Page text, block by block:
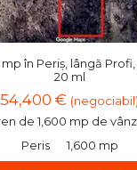
mp în Periș, lângă
20 ml
54,400 € (negociabil)
de 1,600 mp de
Peris
1,600 mp